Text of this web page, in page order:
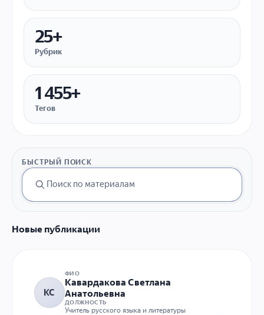
25+
Рубрик
1 455+
Тегов
БЫСТРЫЙ ПОИСК
Новые публикации
КС
ФИО
Кавардакова Светлана
Анатольевна
ДОЛЖНОСТЬ
Учитель русского языка и литературы